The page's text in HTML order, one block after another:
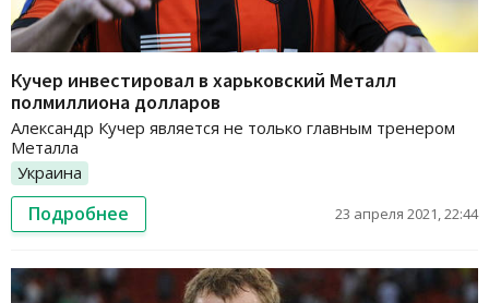
Кучер инвестировал в харьковский Металл
полмиллиона долларов
Александр Кучер является не только главным тренером
Металла
Украина
Подробнее 23 апреля 2021, 22:44